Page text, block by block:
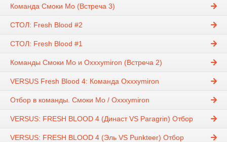
Команда Смоки Мо (Встреча 3)
СТОЛ: Fresh Blood #2
СТОЛ: Fresh Blood #1
Команды Смоки Мо и Oxxxymiron (Встреча 2)
VERSUS Fresh Blood 4: Команда Oxxxymiron
Отбор в команды. Смоки Мо / Oxxxymiron
VERSUS: FRESH BLOOD 4 (Династ VS Paragrin) Отбор
VERSUS: FRESH BLOOD 4 (Эль VS Punkteer) Отбор